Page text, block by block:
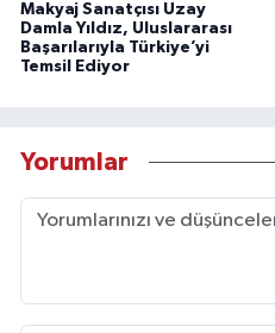
Makyaj Sanatçısı Uzay
Damla Yıldız, Uluslararası
Başarılarıyla Türkiye’yi
Temsil Ediyor
Yorumlar